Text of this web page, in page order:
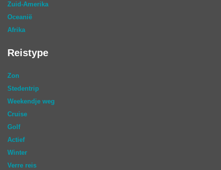
Zuid-Amerika
Oceanië
Afrika
Reistype
Zon
Stedentrip
Weekendje weg
Cruise
Golf
Actief
Winter
Verre reis